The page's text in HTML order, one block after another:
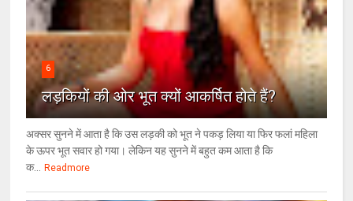
6
लड़कियों की ओर भूत क्‍यों आकर्षित होते हैं?
अक्सर सुनने में आता है कि उस लड़की को भूत ने पकड़ लिया या फिर फलां महिला
के ऊपर भूत सवार हो गया। लेकिन यह सुनने में बहुत कम आता है कि
क...
Readmore